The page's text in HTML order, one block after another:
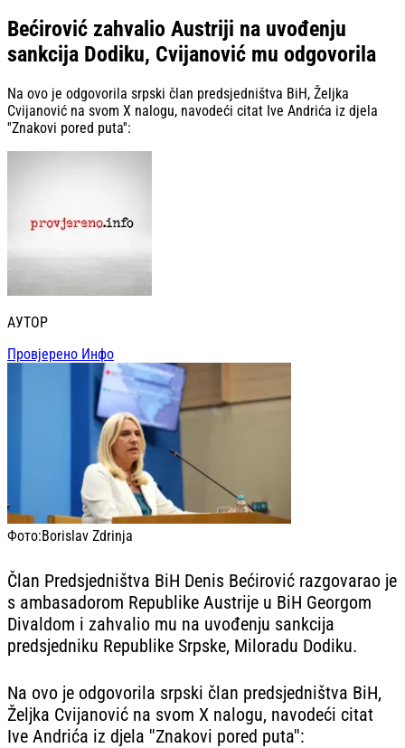
Bećirović zahvalio Austriji na uvođenju
sankcija Dodiku, Cvijanović mu odgovorila
Na ovo je odgovorila srpski član predsjedništva BiH, Željka
Cvijanović na svom X nalogu, navodeći citat Ive Andrića iz djela
''Znakovi pored puta'':
АУТОР
Провјерено Инфо
Фото:Borislav Zdrinja
Član Predsjedništva BiH Denis Bećirović razgovarao je
s ambasadorom Republike Austrije u BiH Georgom
Divaldom i zahvalio mu na uvođenju sankcija
predsjedniku Republike Srpske, Miloradu Dodiku.
Na ovo je odgovorila srpski član predsjedništva BiH,
Željka Cvijanović na svom X nalogu, navodeći citat
Ive Andrića iz djela ''Znakovi pored puta'':